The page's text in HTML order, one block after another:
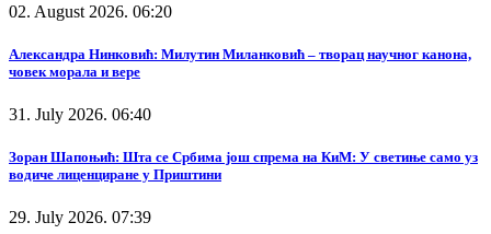
02. August 2026. 06:20
Александра Нинковић: Милутин Миланковић – творац научног канона,
човек морала и вере
31. July 2026. 06:40
Зоран Шапоњић: Шта се Србима још спрема на КиМ: У светиње само уз
водиче лиценциране у Приштини
29. July 2026. 07:39